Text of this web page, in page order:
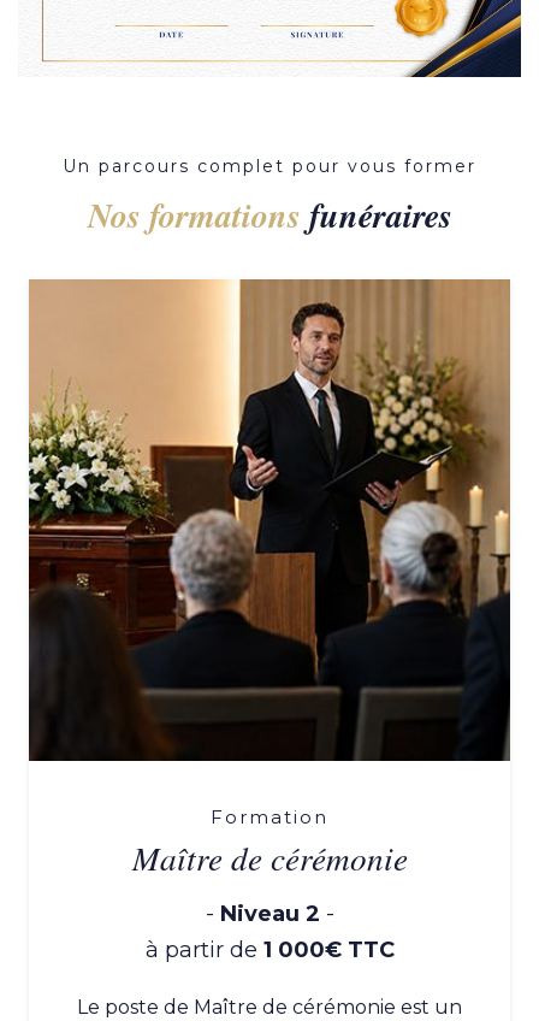
Un parcours complet pour vous former
Nos formations funéraires
Formation
Maître de cérémonie
- Niveau 2 -
à partir de 1 000€ TTC
Le poste de Maître de cérémonie est un